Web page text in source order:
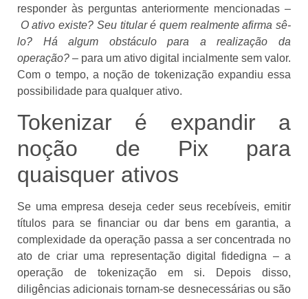
responder às perguntas anteriormente mencionadas –
O ativo existe? Seu titular é quem realmente afirma sê-
lo? Há algum obstáculo para a realização da
operação? – para um ativo digital incialmente sem valor.
Com o tempo, a noção de tokenização expandiu essa
possibilidade para qualquer ativo.
Tokenizar é expandir a
noção de Pix para
quaisquer ativos
Se uma empresa deseja ceder seus recebíveis, emitir
títulos para se financiar ou dar bens em garantia, a
complexidade da operação passa a ser concentrada no
ato de criar uma representação digital fidedigna – a
operação de tokenização em si. Depois disso,
diligências adicionais tornam-se desnecessárias ou são